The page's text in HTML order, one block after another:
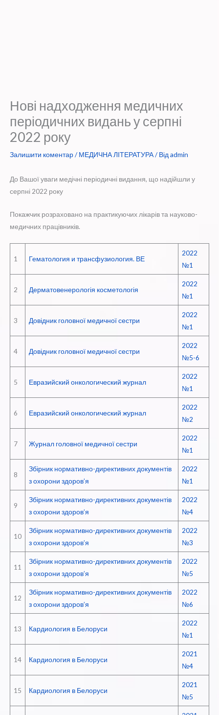
Нові надходження медичних
періодичних видань у серпні
2022 року
Залишити коментар/ МЕДИЧНА ЛІТЕРАТУРА/ Відadmin
До Вашої уваги медічні періодичні видання, що надійшли у
серпні 2022 року
Покажчик розраховано на практикуючих лікарів та науково-
медичних працівників.
1 Гематология и трансфузиология. ВЕ
2022
№1
2 Дерматовенерологія косметологія
2022
№1
3 Довідник головної медичної сестри
2022
№1
4 Довідник головної медичної сестри
2022
№5-6
5 Евразийский онкологический журнал
2022
№1
6 Евразийский онкологический журнал
2022
№2
7 Журнал головної медичної сестри
2022
№1
8
Збірник нормативно-директивних документів
з охорони здоров’я
2022
№1
9
Збірник нормативно-директивних документів
з охорони здоров’я
2022
№4
10
Збірник нормативно-директивних документів
з охорони здоров’я
2022
№3
11
Збірник нормативно-директивних документів
з охорони здоров’я
2022
№5
12
Збірник нормативно-директивних документів
з охорони здоров’я
2022
№6
13 Кардиология в Белоруси
2022
№1
14 Кардиология в Белоруси
2021
№4
15 Кардиология в Белоруси
2021
№5